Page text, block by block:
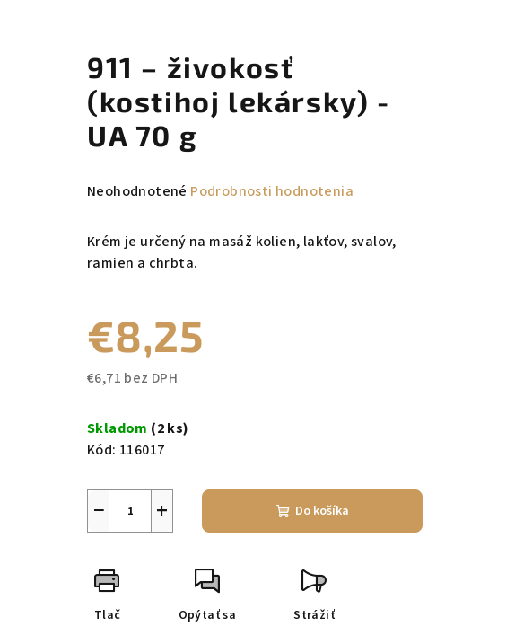
911 – živokosť
(kostihoj lekársky) -
UA 70 g
Priemerné
produktu
hviezdičiek.
Neohodnotené Podrobnosti hodnotenia
Krém je určený na masáž kolien, lakťov, svalov,
ramien a chrbta.
€8,25
€6,71 bez DPH
cena:
Skladom (2 ks)
Kód: 116017
+
− Do košíka
Tlač Opýtať sa Strážiť